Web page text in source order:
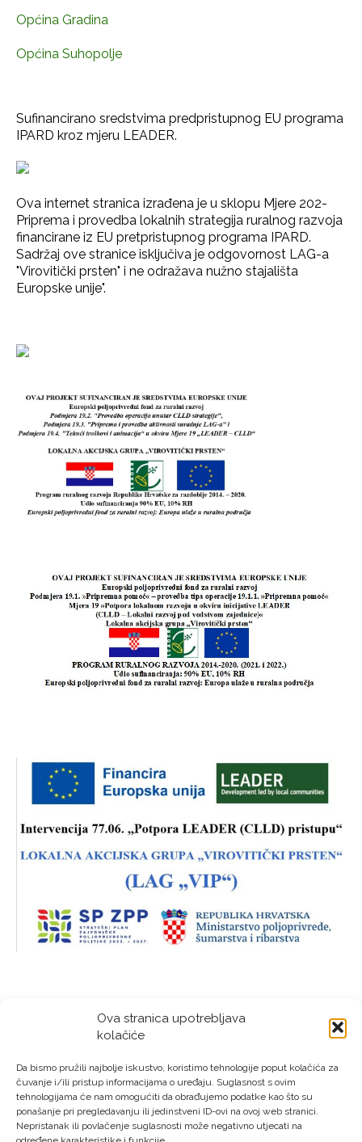
Ova stranica upotrebljava
kolačiće
Da bismo pružili najbolje iskustvo, koristimo tehnologije poput kolačića za
čuvanje i/ili pristup informacijama o uređaju. Suglasnost s ovim
tehnologijama će nam omogućiti da obrađujemo podatke kao što su
ponašanje pri pregledavanju ili jedinstveni ID-ovi na ovoj web stranici.
Nepristanak ili povlačenje suglasnosti može negativno utjecati na
Općina Gradina
Općina Suhopolje
Sufinancirano sredstvima predpristupnog EU programa
IPARD kroz mjeru LEADER.
Ova internet stranica izrađena je u sklopu Mjere 202-
Priprema i provedba lokalnih strategija ruralnog razvoja
financirane iz EU pretpristupnog programa IPARD.
Sadržaj ove stranice isključiva je odgovornost LAG-a
"Virovitički prsten" i ne odražava nužno stajališta
Europske unije".